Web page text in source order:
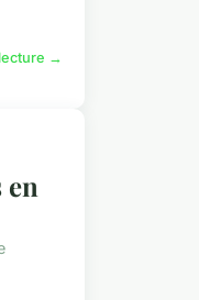
lecture →